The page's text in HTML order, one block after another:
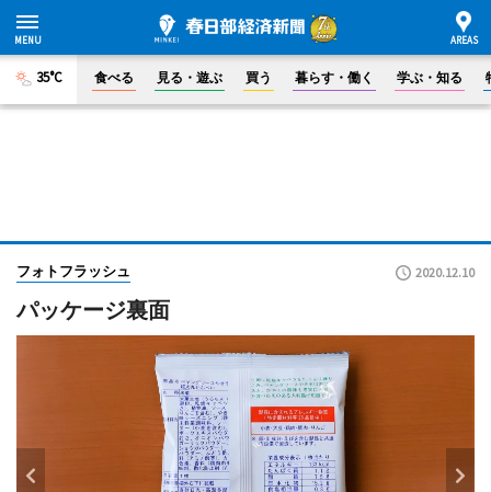
35°C 食べる 見る・遊ぶ 買う 暮らす・働く 学ぶ・知る
フォトフラッシュ 2020.12.10
パッケージ裏面